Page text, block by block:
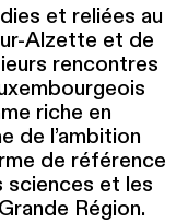
et reliées au
Alzette et de
rencontres
riche en
de l’ambition
de référence
sciences et les
Région.